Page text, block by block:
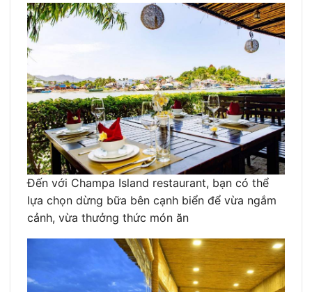
Đến với Champa Island restaurant, bạn có thể
lựa chọn dừng bữa bên cạnh biển để vừa ngắm
cảnh, vừa thưởng thức món ăn